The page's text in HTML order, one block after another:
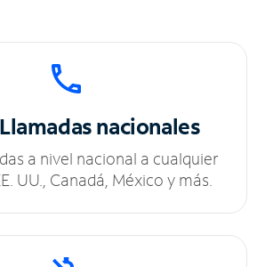
Llamadas nacionales
a nivel nacional a cualquier
UU., Canadá, México y más.